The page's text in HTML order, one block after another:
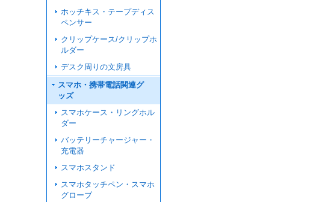
ホッチキス・テープディス
ペンサー
クリップケース/クリップホ
ルダー
デスク周りの文房具
スマホ・携帯電話関連グ
ッズ
スマホケース・リングホル
ダー
バッテリーチャージャー・
充電器
スマホスタンド
スマホタッチペン・スマホ
グローブ